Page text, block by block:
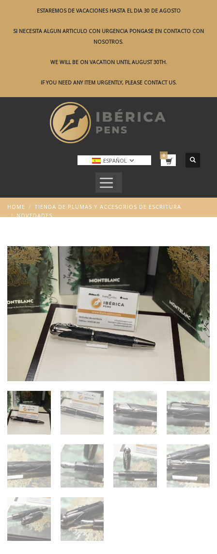
ESTAREMOS DE VACACIONES HASTA EL DIA 30 DE AGOSTO
SI NECESITA ALGUN ARTICULO CON URGENCIA PONGASE EN CONTACTO CON
NOSOTROS.
WE WILL BE ON VACATION UNTIL AUGUST 30TH.
IF YOU NEED ANY ITEM URGENTLY, PLEASE CONTACT US.
ESPAÑOL
HOME
TIENDA DE PLUMAS Y ACCESORIOS DE ESCRITURA
NOVEDADES